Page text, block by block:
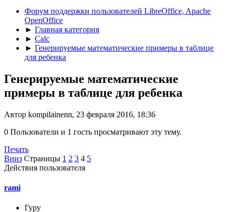
Форум поддержки пользователей LibreOffice, Apache
OpenOffice
► Главная категория
► Calc
► Генерируемые математические примеры в таблице
для ребенка
Генерируемые математические
примеры в таблице для ребенка
Автор kompilainenn, 23 февраля 2016, 18:36
0 Пользователи и 1 гость просматривают эту тему.
Печать
Вниз Страницы 1 2 3 4 5
Действия пользователя
rami
Гуру